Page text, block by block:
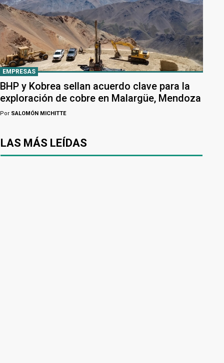
EMPRESAS
BHP y Kobrea sellan acuerdo clave para la
exploración de cobre en Malargüe, Mendoza
Por SALOMÓN MICHITTE
LAS MÁS LEÍDAS